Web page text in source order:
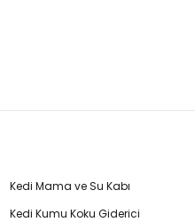
Kedi Mama ve Su Kabı
Kedi Kumu Koku Giderici